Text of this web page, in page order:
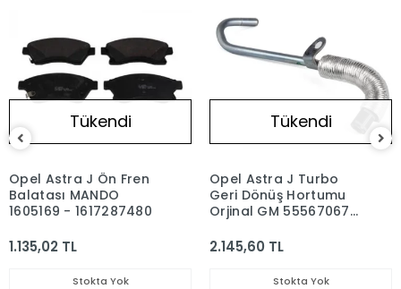
Tükendi
Opel Astra J Ön Fren
Balatası MANDO
1605169 - 1617287480
1.135,02 TL
Stokta Yok
Tükendi
Opel Astra J Turbo
Geri Dönüş Hortumu
Orjinal GM 55567067
2.145,60 TL
Stokta Yok